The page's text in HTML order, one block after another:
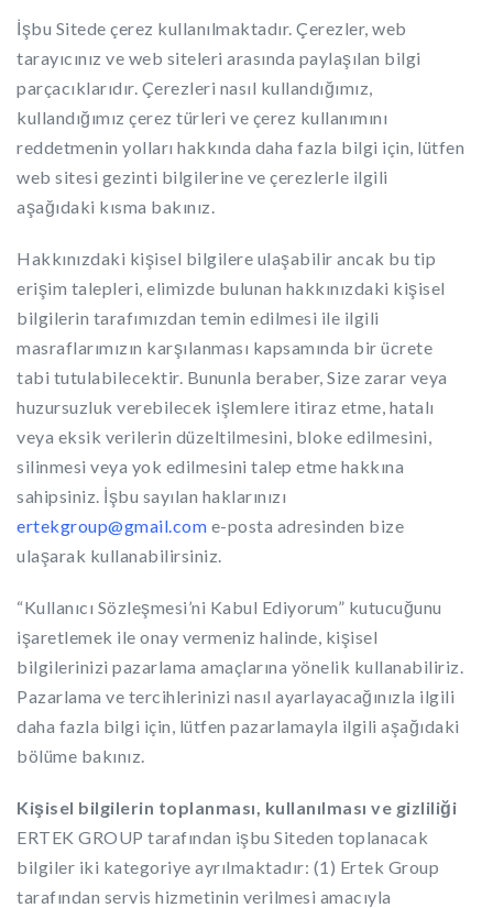
İşbu Sitede çerez kullanılmaktadır. Çerezler, web
tarayıcınız ve web siteleri arasında paylaşılan bilgi
parçacıklarıdır. Çerezleri nasıl kullandığımız,
kullandığımız çerez türleri ve çerez kullanımını
reddetmenin yolları hakkında daha fazla bilgi için, lütfen
web sitesi gezinti bilgilerine ve çerezlerle ilgili
aşağıdaki kısma bakınız.
Hakkınızdaki kişisel bilgilere ulaşabilir ancak bu tip
erişim talepleri, elimizde bulunan hakkınızdaki kişisel
bilgilerin tarafımızdan temin edilmesi ile ilgili
masraflarımızın karşılanması kapsamında bir ücrete
tabi tutulabilecektir. Bununla beraber, Size zarar veya
huzursuzluk verebilecek işlemlere itiraz etme, hatalı
veya eksik verilerin düzeltilmesini, bloke edilmesini,
silinmesi veya yok edilmesini talep etme hakkına
sahipsiniz. İşbu sayılan haklarınızı
ertekgroup@gmail.com e-posta adresinden bize
ulaşarak kullanabilirsiniz.
“Kullanıcı Sözleşmesi’ni Kabul Ediyorum” kutucuğunu
işaretlemek ile onay vermeniz halinde, kişisel
bilgilerinizi pazarlama amaçlarına yönelik kullanabiliriz.
Pazarlama ve tercihlerinizi nasıl ayarlayacağınızla ilgili
daha fazla bilgi için, lütfen pazarlamayla ilgili aşağıdaki
bölüme bakınız.
Kişisel bilgilerin toplanması, kullanılması ve gizliliği
ERTEK GROUP tarafından işbu Siteden toplanacak
bilgiler iki kategoriye ayrılmaktadır: (1) Ertek Group
tarafından servis hizmetinin verilmesi amacıyla